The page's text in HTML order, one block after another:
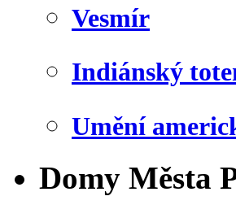
Vesmír
Indiánský
Umění
Domy Města